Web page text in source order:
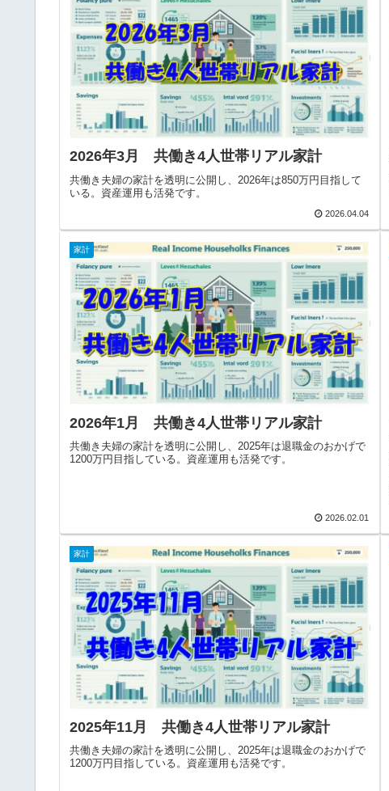
2026年3月 共働き4人世帯リアル家計
共働き夫婦の家計を透明に公開し、2026年は850万円目指して
いる。資産運用も活発です。
2026.04.04
家計
2026年1月 共働き4人世帯リアル家計
共働き夫婦の家計を透明に公開し、2025年は退職金のおかげで
1200万円目指している。資産運用も活発です。
2026.02.01
家計
2025年11月 共働き4人世帯リアル家計
共働き夫婦の家計を透明に公開し、2025年は退職金のおかげで
1200万円目指している。資産運用も活発です。